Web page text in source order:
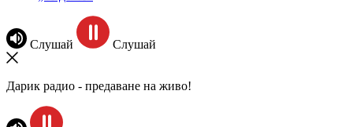
Слушай Слушай
Дарик радио - предаване на живо!